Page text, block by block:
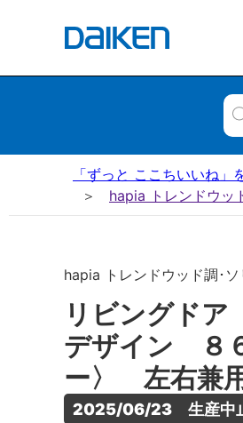
「ずっと ここちいいね
hapia トレンドウッ
hapia トレンドウッド調･
リビングド
デザイン ８
ー〉 左右兼
2025/06/23　生産中